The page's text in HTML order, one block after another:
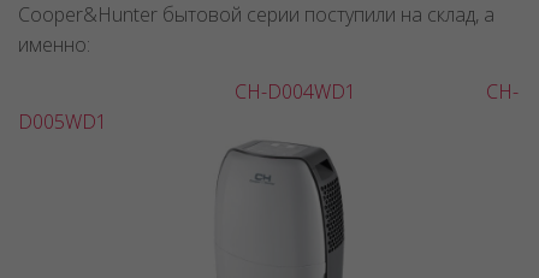
Cooper&Hunter бытовой серии поступили на склад, а
именно:
CH-D004WD1
CH-
D005WD1